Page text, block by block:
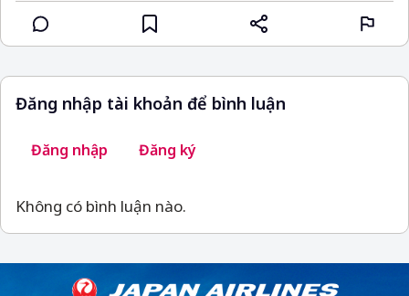
Đăng nhập tài khoản để bình luận
Đăng nhập Đăng ký
Không có bình luận nào.